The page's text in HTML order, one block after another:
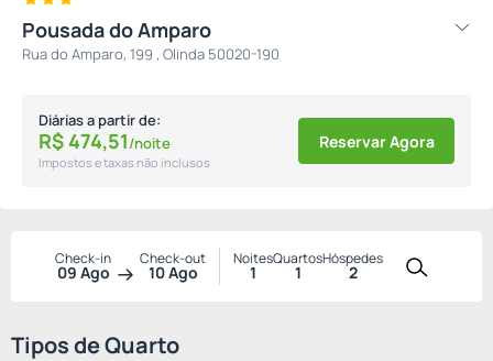
Pousada do Amparo
Rua do Amparo, 199 , Olinda 50020-190
Diárias a partir de:
R$ 474,51/noite
Impostos e taxas não inclusos
Reservar Agora
Check-in
09 Ago
Check-out
10 Ago
Noites
1
Quartos
1
Hóspedes
2
Tipos de Quarto